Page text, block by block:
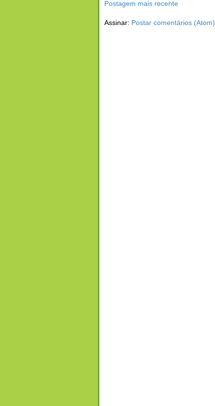
Postagem mais recente
Assinar: Postar comentários (Atom)